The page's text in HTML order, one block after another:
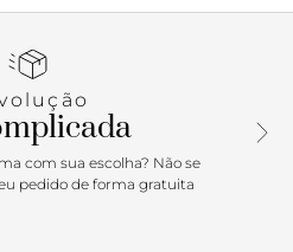
arredondada. Em PVC
aplicação de um quarteto de
em fivela regulável,
assinatura Anacapri na
POP! Um clássico easy &
Anacapri! Minimalista, com
com sua escolha? Não se
pedido de forma gratuita